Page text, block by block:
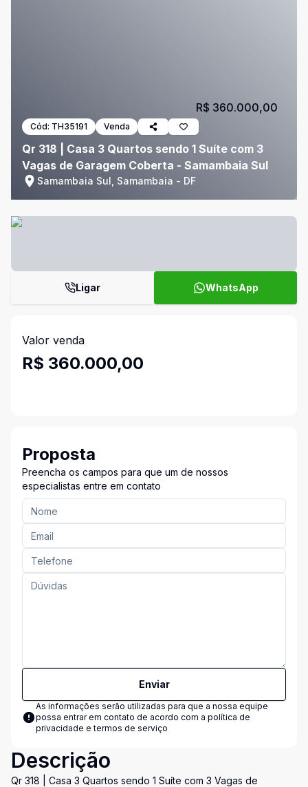
Cód: TH35191 Venda
Qr 318 | Casa 3 Quartos sendo 1 Suíte com 3
Vagas de Garagem Coberta - Samambaia Sul
Samambaia Sul, Samambaia - DF
R$ 360.000,00
Ligar WhatsApp
Valor venda
R$ 360.000,00
Proposta
Preencha os campos para que um de nossos
especialistas entre em contato
Enviar
As informações serão utilizadas para que a nossa equipe
possa entrar em contato de acordo com a política de
privacidade e termos de serviço
Descrição
Qr 318 | Casa 3 Quartos sendo 1 Suíte com 3 Vagas de